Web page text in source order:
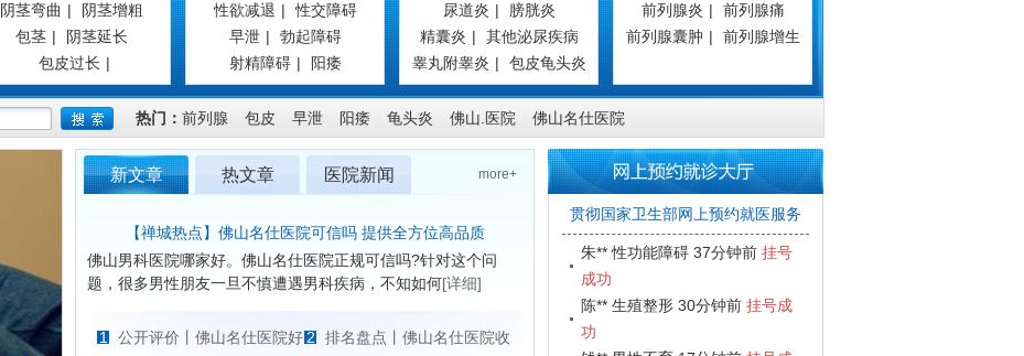
阴茎弯曲 |
阴茎增粗
包茎 |
阴茎延长
包皮过长 |
性欲减退 | 性交障碍
早泄 |
勃起障碍
射精障碍 | 阳痿
尿道炎 |
膀胱炎
精囊炎 |
其他泌尿疾病
睾丸附睾炎 | 包皮龟头炎
前列腺炎 |
前列腺痛
前列腺囊肿 | 前列腺增生
热门： 前列腺 包皮 早泄 阳痿 龟头炎 佛山.医院 佛山名仕医院
more+
新文章 热文章 医院新闻
【禅城热点】佛山名仕医院可信吗 提供全方位高品质
佛山男科医院哪家好。佛山名仕医院正规可信吗?针对这个问
题，很多男性朋友一旦不慎遭遇男科疾病，不知如何[详细]
1 公开评价丨佛山名仕医院好 2
排名盘点丨佛山名仕医院收
贯彻国家卫生部网上预约就医服务
刘** 前列腺炎 23分钟前挂号成
功
杨** 前列腺炎 34分钟前挂号成
功
钟** 生殖感染 40分钟前挂号成
功
朱** 性功能障碍 37分钟前挂号
成功
陈** 生殖整形 30分钟前
功
钱** 男性不育 17分钟前